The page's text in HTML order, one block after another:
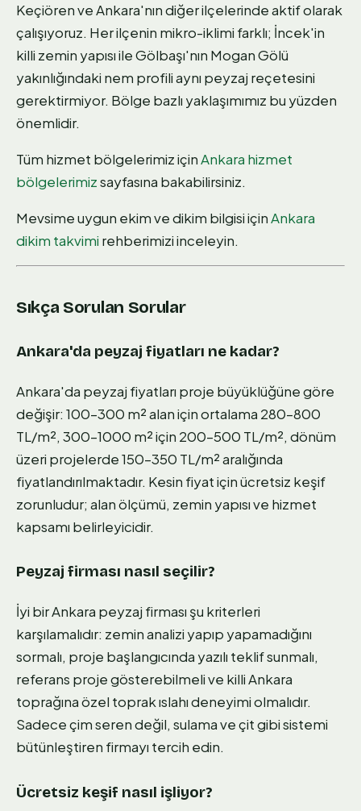
Keçiören ve Ankara'nın diğer ilçelerinde aktif olarak
çalışıyoruz. Her ilçenin mikro-iklimi farklı; İncek'in
killi zemin yapısı ile Gölbaşı'nın Mogan Gölü
yakınlığındaki nem profili aynı peyzaj reçetesini
gerektirmiyor. Bölge bazlı yaklaşımımız bu yüzden
önemlidir.
Tüm hizmet bölgelerimiz içinAnkara hizmet
bölgelerimizsayfasına bakabilirsiniz.
Mevsime uygun ekim ve dikim bilgisi içinAnkara
dikim takvimi rehberimizi inceleyin.
Sıkça Sorulan Sorular
Ankara'da peyzaj fiyatları ne kadar?
Ankara'da peyzaj fiyatları proje büyüklüğüne göre
değişir: 100–300 m² alan için ortalama 280–800
TL/m², 300–1000 m² için 200–500 TL/m², dönüm
üzeri projelerde 150–350 TL/m² aralığında
fiyatlandırılmaktadır. Kesin fiyat için ücretsiz keşif
zorunludur; alan ölçümü, zemin yapısı ve hizmet
kapsamı belirleyicidir.
Peyzaj firması nasıl seçilir?
İyi bir Ankara peyzaj firması şu kriterleri
karşılamalıdır: zemin analizi yapıp yapamadığını
sormalı, proje başlangıcında yazılı teklif sunmalı,
referans proje gösterebilmeli ve killi Ankara
toprağına özel toprak ıslahı deneyimi olmalıdır.
Sadece çim seren değil, sulama ve çit gibi sistemi
bütünleştiren firmayı tercih edin.
Ücretsiz keşif nasıl işliyor?